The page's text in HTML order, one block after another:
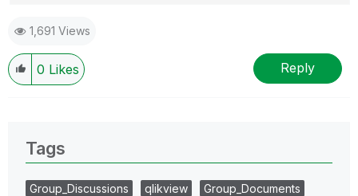
1,691 Views
0 Likes Reply
Tags
Group_Discussions qlikview
Group_Documents